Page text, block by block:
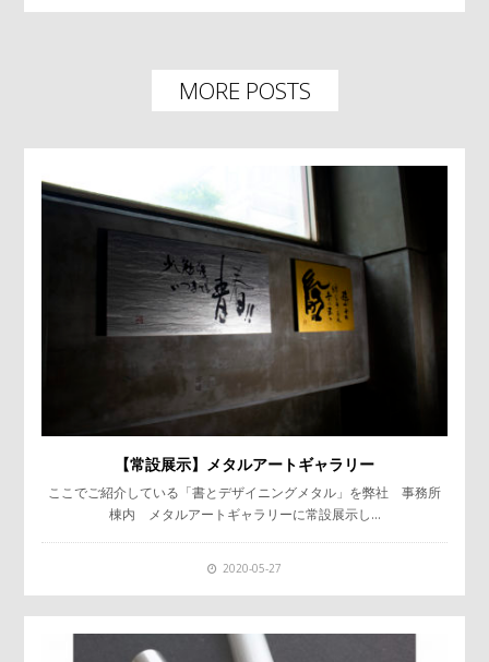
MORE POSTS
【常設展示】メタルアートギャラリー
ここでご紹介している「書とデザイニングメタル」を弊社 事務所
棟内 メタルアートギャラリーに常設展示し…
2020-05-27